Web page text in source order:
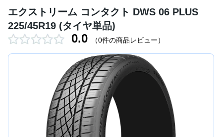
エクストリーム コンタクト DWS 06 PLUS
225/45R19 (タイヤ単品)
0.0 （0件の商品レビュー）